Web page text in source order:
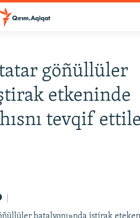
göñüllüler
etkeninde
tevqif